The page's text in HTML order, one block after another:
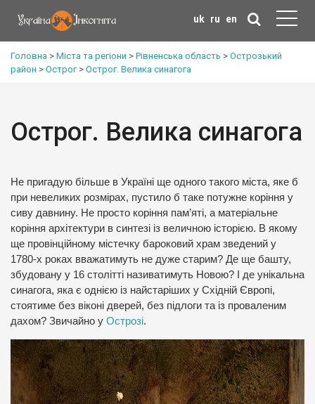
uk ru en
Головна > Міста та регіони > Рівненська область > Острозький
район > Острог> Острог. Велика синагога
Острог. Велика синагога
Не пригадую більше в Україні ще одного такого міста, яке б
при невеликих розмірах, пустило б таке потужне коріння у
сиву давнину. Не просто коріння пам’яті, а матеріальне
коріння архітектури в синтезі із величною історією. В якому
ще провінційному містечку бароковий храм зведений у
1780-х роках вважатимуть не дуже старим? Де ще башту,
збудовану у 16 столітті називатимуть Новою? І де унікальна
синагога, яка є однією із найстаріших у Східній Європі,
стоятиме без віконі дверей, без підлоги та із проваленим
дахом? Звичайно у Острозі.